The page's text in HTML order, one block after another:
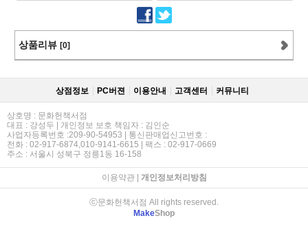
상품리뷰 [0]
상점정보 PC버젼 이용안내 고객센터 커뮤니티
상호명 : 문화헌책서점
대표 : 강성두 | 개인정보 보호 책임자 : 김인순
사업자등록번호 :209-90-54953 | 통신판매업신고번호 :
전화 : 02-917-6874,010-9141-6615 | 팩스 : 02-917-0669
주소 : 서울시 성북구 정릉1동 16-158
이용약관| 개인정보처리방침
ⓒ문화헌책서점 All rights reserved.
MakeShop